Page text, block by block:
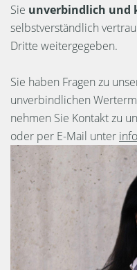
Sie unverbindlich und
selbstverständlich
Dritte weitergegeben.
Sie haben Fragen zu
unverbindlichen
nehmen Sie Kontakt zu
oder per E-Mail unter